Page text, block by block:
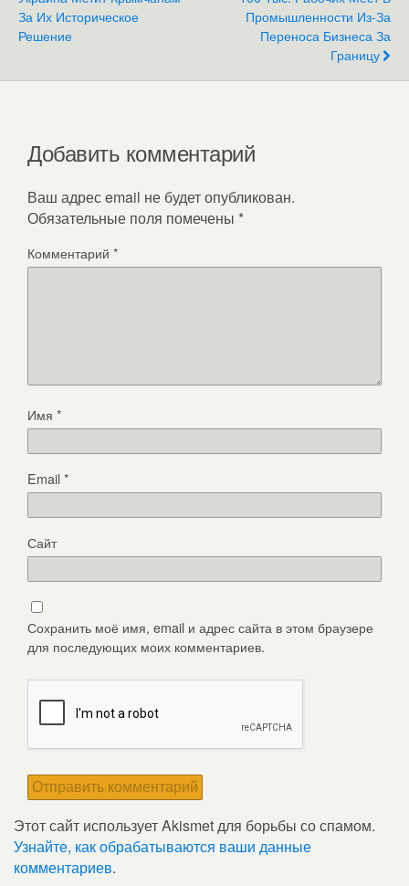
За Их Историческое
Решение
Промышленности Из-За
Переноса Бизнеса За
Границу
Добавить комментарий
Ваш адрес email не будет опубликован.
Обязательные поля помечены *
Комментарий *
Имя *
Email*
Сайт
Сохранить моё имя, email и адрес сайта в этом браузере
для последующих моих комментариев.
Этот сайт использует Akismet для борьбы со спамом.
Узнайте, как обрабатываются ваши данные
комментариев.